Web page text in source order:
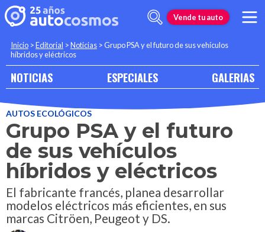
Vende tu auto
Inicio >Editorial >Noticias >Grupo PSA y el futuro de sus vehículos
híbridos y eléctricos
NOTICIAS ESPECIALES GALERIAS
AUTOS ECOLÓGICOS
Grupo PSA y el futuro
de sus vehículos
híbridos y eléctricos
El fabricante francés, planea desarrollar
modelos eléctricos más eficientes, en sus
marcas Citröen, Peugeot y DS.